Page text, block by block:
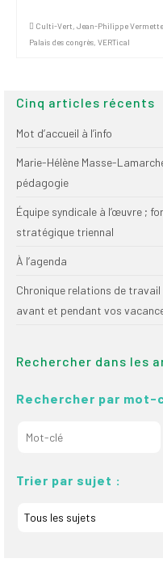
Culti-Vert, Jean-Philippe Vermette
Palais des congrès, VERTical
Cinq articles récents
Mot d’accueil à l’info
Marie-Hélène Masse-
pédagogie
Équipe syndicale à l’œuvre ;
stratégique triennal
À l’agenda
Chronique relations de
avant et pendant vos
Rechercher dans les
Rechercher par mot-
Trier par sujet :